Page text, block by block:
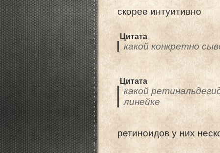
скорее интуитивно
Цитата
какой конкретно
Цитата
какой
линейке
ретиноидов у них